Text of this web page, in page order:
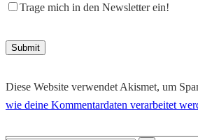
Trage mich in den Newsletter ein!
Diese Website verwendet Akismet, um
wie deine Kommentardaten verarbeitet